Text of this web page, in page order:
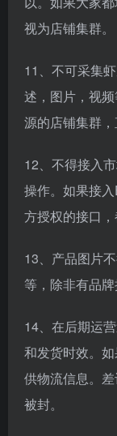
视为店铺集群。
11、不可采集
述，图片，视
源的店铺集群，
12、不得接入
操作。如果接
方授权的接口，
13、产品图片
等，除非有品牌
14、在后期运
和发货时效。
供物流信息。
被封。